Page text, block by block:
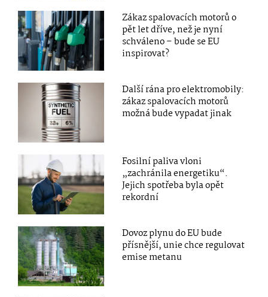
Zákaz spalovacích motorů o
pět let dříve, než je nyní
schváleno – bude se EU
inspirovat?
Další rána pro elektromobily:
zákaz spalovacích motorů
možná bude vypadat jinak
Fosilní paliva vloni
„zachránila energetiku“.
Jejich spotřeba byla opět
rekordní
Dovoz plynu do EU bude
přísnější, unie chce regulovat
emise metanu